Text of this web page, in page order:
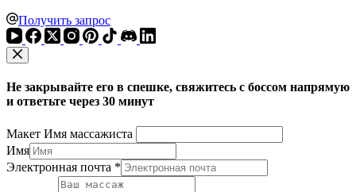
Получить запрос
Не закрывайте его в спешке, свяжитесь с боссом напрямую
и ответьте через 30 минут
Макет Имя массажиста
Имя
Электронная почта *